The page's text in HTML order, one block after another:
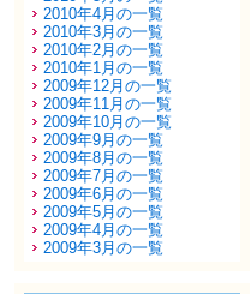
2010年4月の一覧
2010年3月の一覧
2010年2月の一覧
2010年1月の一覧
2009年12月の一覧
2009年11月の一覧
2009年10月の一覧
2009年9月の一覧
2009年8月の一覧
2009年7月の一覧
2009年6月の一覧
2009年5月の一覧
2009年4月の一覧
2009年3月の一覧